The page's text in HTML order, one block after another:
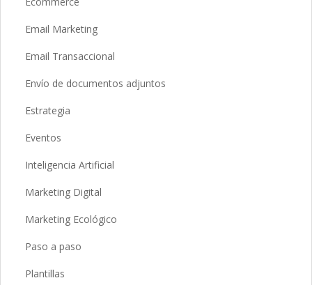
Email Marketing
Email Transaccional
Envío de documentos adjuntos
Estrategia
Eventos
Inteligencia Artificial
Marketing Digital
Marketing Ecológico
Paso a paso
Plantillas